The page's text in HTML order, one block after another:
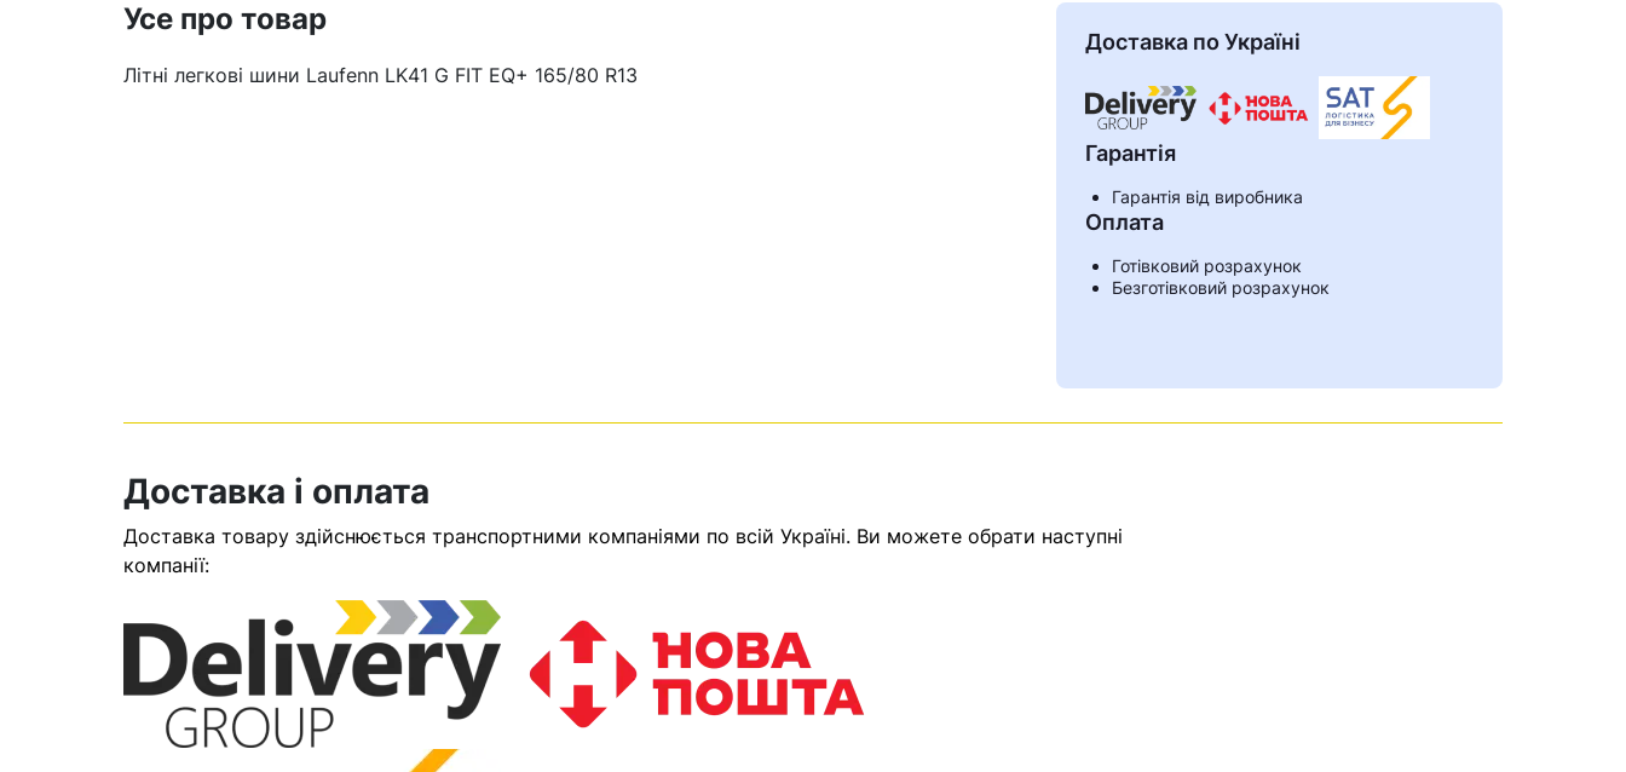
У кошику немає товарів.Ваш номер надіслано.
Оператор зв’яжеться з вами
найближчим часом
Усе про товар
Літні легкові шини Laufenn LK41 G FIT EQ+ 165/80 R13
Доставка по Україні
Гарантія
Гарантія від виробника
Оплата
Готівковий розрахунок
Безготівковий розрахунок
Доставка і оплата
Доставка товару здійснюється транспортними компаніями по всій Україні. Ви можете обрати наступні
компанії: